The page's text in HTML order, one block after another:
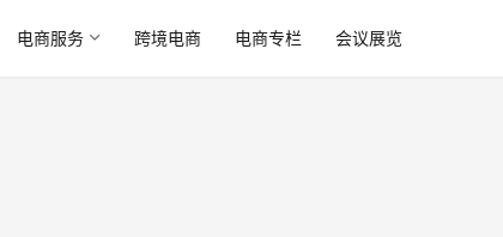
电商服务 跨境电商 电商专栏 会议展览